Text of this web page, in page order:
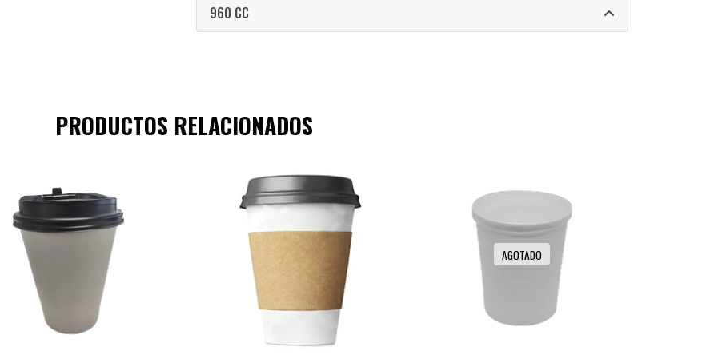
960 CC
PRODUCTOS RELACIONADOS
AGOTADO